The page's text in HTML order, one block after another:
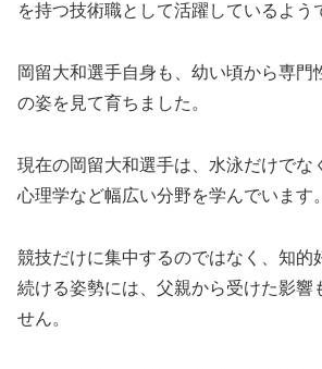
を持つ技術職として活躍しているよう
岡留大和選手自身も、幼い頃から専門
の姿を見て育ちました。
現在の岡留大和選手は、水泳だけでな
心理学など幅広い分野を学んでいます。
競技だけに集中するのではなく、知的
続ける姿勢には、父親から受けた影響
せん。